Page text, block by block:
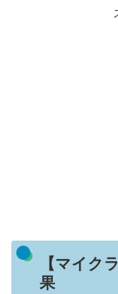
【マイク
果